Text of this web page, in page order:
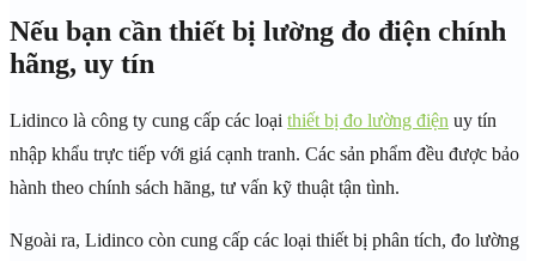
Nếu bạn cần thiết bị lường đo điện chính
hãng, uy tín
Lidinco là công ty cung cấp các loại thiết bị đo lường điện uy tín
nhập khẩu trực tiếp với giá cạnh tranh. Các sản phẩm đều được bảo
hành theo chính sách hãng, tư vấn kỹ thuật tận tình.
Ngoài ra, Lidinco còn cung cấp các loại thiết bị phân tích, đo lường